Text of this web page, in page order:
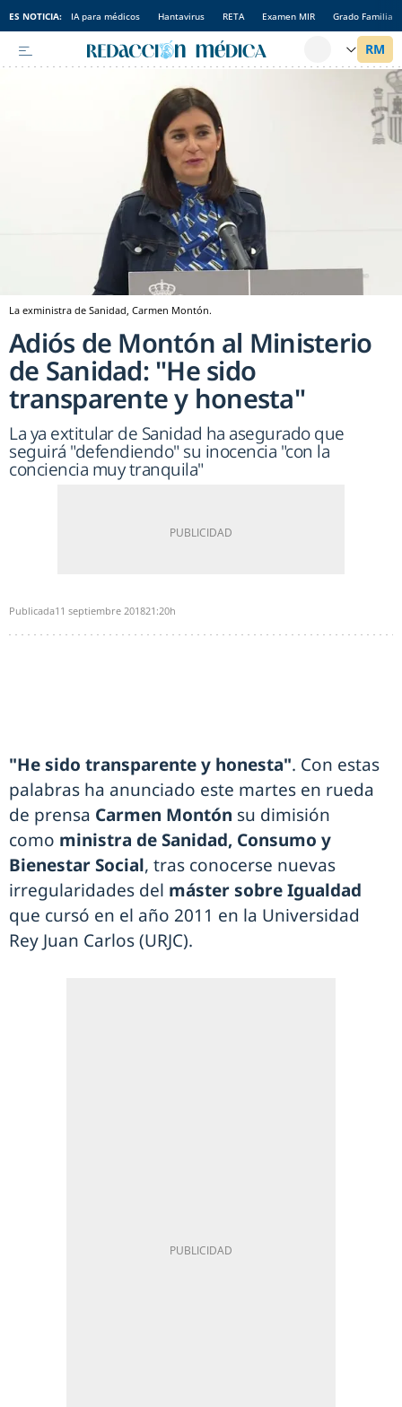
ES NOTICIA: IA para médicos Hantavirus RETA Examen MIR Grado Familia
La exministra de Sanidad, Carmen Montón.
Adiós de Montón al Ministerio
de Sanidad: "He sido
transparente y honesta"
La ya extitular de Sanidad ha asegurado que
seguirá "defendiendo" su inocencia "con la
conciencia muy tranquila"
Publicada11 septiembre 201821:20h
"He sido transparente y honesta". Con estas
palabras ha anunciado este martes en rueda
de prensa Carmen Montón su dimisión
como ministra de Sanidad, Consumo y
Bienestar Social, tras conocerse nuevas
irregularidades del máster sobre Igualdad
que cursó en el año 2011 en la Universidad
Rey Juan Carlos (URJC).